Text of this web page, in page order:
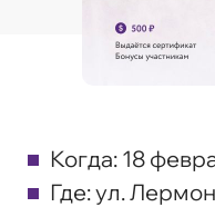
Когда: 18
Где:ул.